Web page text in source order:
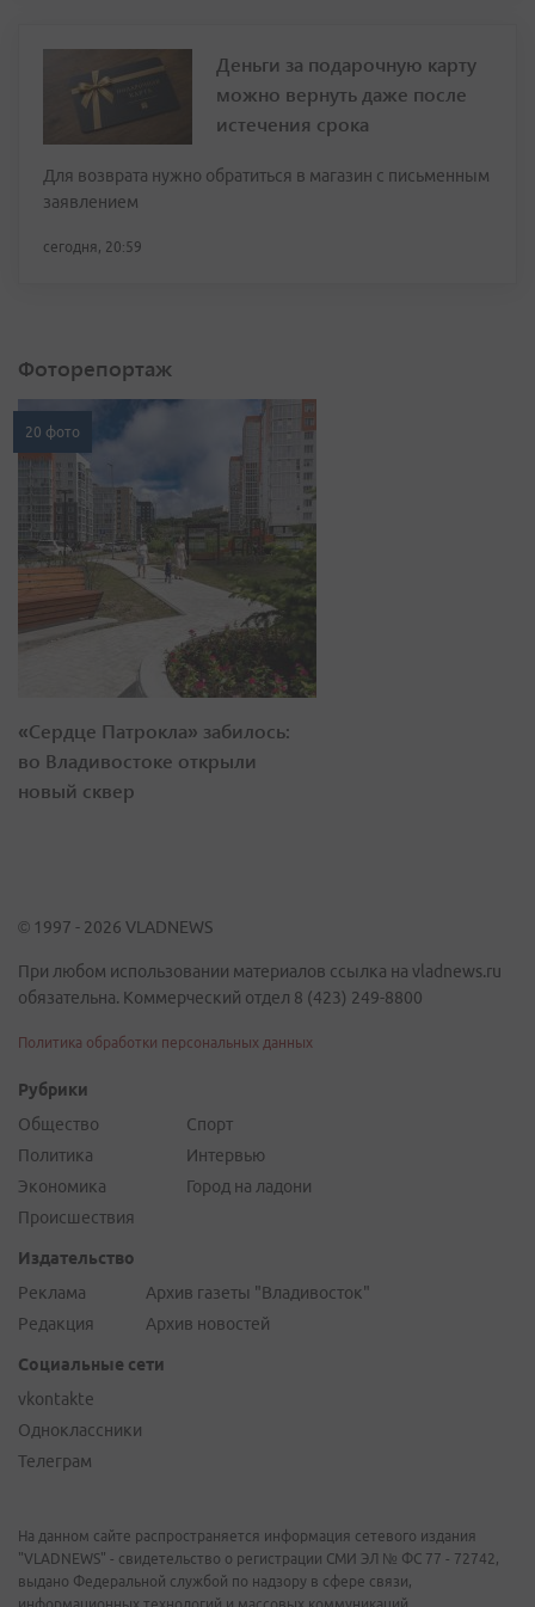
Деньги за подарочную карту
можно вернуть даже после
истечения срока
Для возврата нужно обратиться в магазин с письменным
заявлением
сегодня, 20:59
Фоторепортаж
20 фото
«Сердце Патрокла» забилось:
во Владивостоке открыли
новый сквер
© 1997 - 2026 VLADNEWS
При любом использовании материалов ссылка на vladnews.ru
обязательна. Коммерческий отдел 8 (423) 249-8800
Политика обработки персональных данных
Рубрики
Общество
Политика
Экономика
Происшествия
Спорт
Интервью
Город на ладони
Издательство
Реклама
Редакция
Архив газеты "Владивосток"
Архив новостей
Социальные сети
vkontakte
Одноклассники
Телеграм
На данном сайте распространяется информация сетевого издания
"VLADNEWS" - свидетельство о регистрации СМИ ЭЛ № ФС 77 - 72742,
выдано Федеральной службой по надзору в сфере связи,